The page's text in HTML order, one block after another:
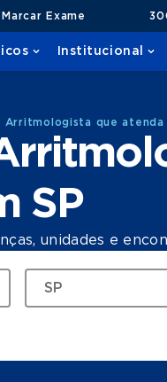
Marcar Exame
Institucional
Arritmologista que atenda
SP
unidades e